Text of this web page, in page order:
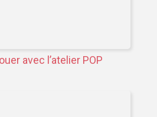
avec l’atelier POP